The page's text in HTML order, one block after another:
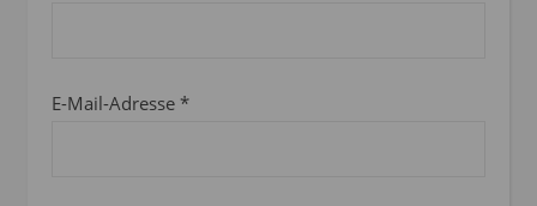
E-Mail-Adresse *